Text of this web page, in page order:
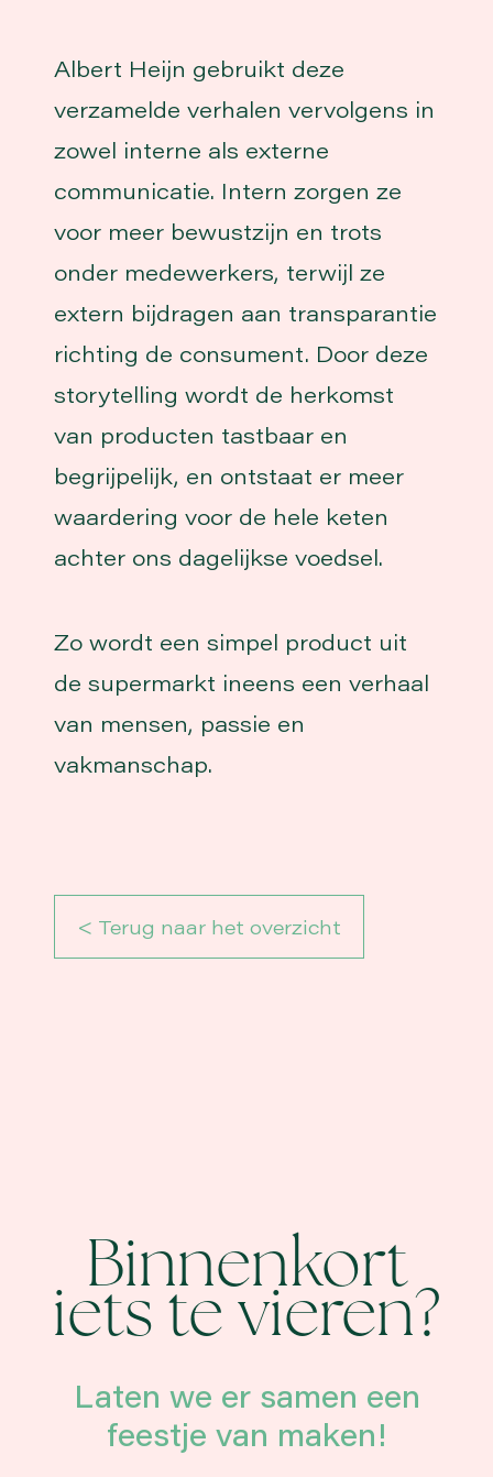
Albert Heijn gebruikt deze
verzamelde verhalen vervolgens in
zowel interne als externe
communicatie. Intern zorgen ze
voor meer bewustzijn en trots
onder medewerkers, terwijl ze
extern bijdragen aan transparantie
richting de consument. Door deze
storytelling wordt de herkomst
van producten tastbaar en
begrijpelijk, en ontstaat er meer
waardering voor de hele keten
achter ons dagelijkse voedsel.
Zo wordt een simpel product uit
de supermarkt ineens een verhaal
van mensen, passie en
vakmanschap.
< Terug naar het overzicht
Binnenkort
iets te vieren?
Laten we er samen een
feestje van maken!